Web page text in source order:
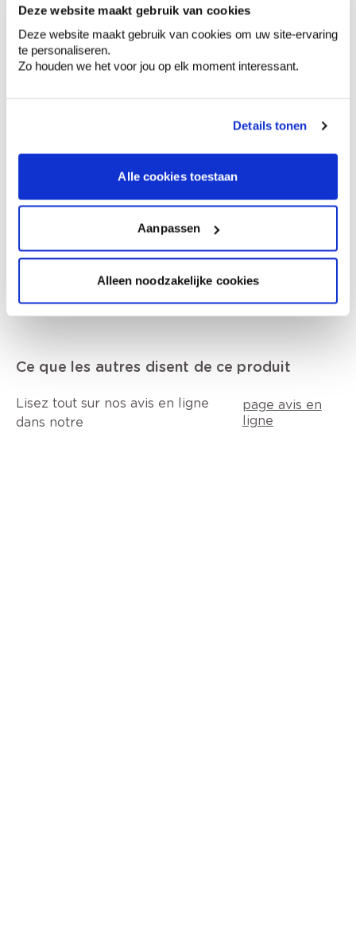
Deze website maakt gebruik van cookies
Deze website maakt gebruik van cookies om uw site-ervaring
te personaliseren.
Zo houden we het voor jou op elk moment interessant.
Details tonen
Alle cookies toestaan
Aanpassen
Alleen noodzakelijke cookies
Prix total 0,00 €
Ajouter au panier
Options de livraison
Description du produit
Données techniques
Ce que les autres disent de ce produit
Lisez tout sur nos avis en ligne
dans notre
page avis en
ligne